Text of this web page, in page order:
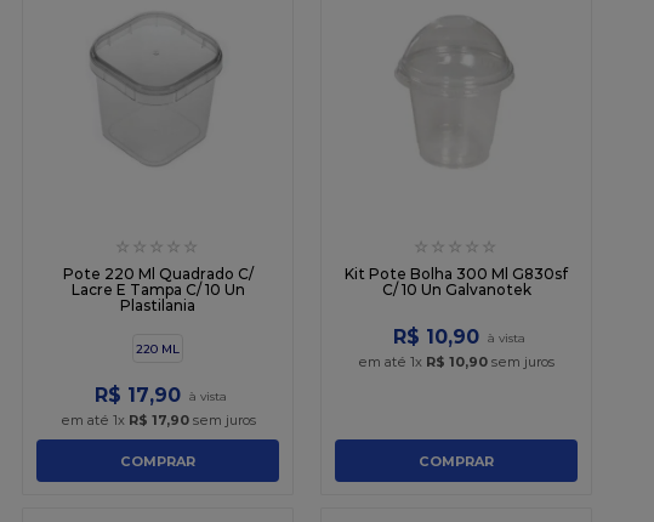
☆ ☆ ☆ ☆ ☆
Pote 220 Ml Quadrado C/
Lacre E Tampa C/ 10 Un
Plastilania
220 ML
R$ 17,90
em até 1x R$ 17,90sem juros
COMPRAR
☆ ☆ ☆ ☆ ☆
Kit Pote Bolha 300 Ml G830sf
C/ 10 Un Galvanotek
R$ 10,90
em até 1x R$ 10,90 sem juros
COMPRAR